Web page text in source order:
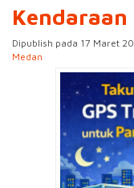
Kendaraan
Dipublish pada 17 Maret
Medan